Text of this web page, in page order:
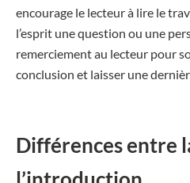
encourage le lecteur à lire le
l’esprit une question ou une
remerciement au lecteur pour
conclusion et laisser une
Différences entre